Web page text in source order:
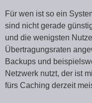
Für wen ist so ein
sind nicht gerade
und die wenigsten
Übertragungsraten
Backups und
Netzwerk nutzt, der ist
fürs Caching derzeit